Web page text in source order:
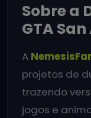
Sobre a
GTA
A
projetos de
trazendo
jogos e